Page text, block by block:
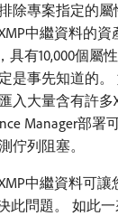
除專案指定的屬
中繼資料的資
具有10,000個屬
是事先知道的。
入大量含有許多
Manager部署
佇列阻塞。
中繼資料可讓
此問題。 如此